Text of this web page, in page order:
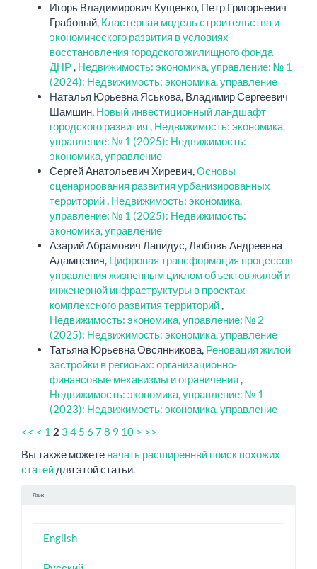
Игорь Владимирович Кущенко, Петр Григорьевич
Грабовый, Кластерная модель строительства и
экономического развития в условиях
восстановления городского жилищного фонда
ДНР, Недвижимость: экономика, управление: № 1
(2024): Недвижимость: экономика, управление
Наталья Юрьевна Яськова, Владимир Сергеевич
Шамшин, Новый инвестиционный ландшафт
городского развития , Недвижимость: экономика,
управление: № 1 (2025): Недвижимость:
экономика, управление
Сергей Анатольевич Хиревич,Основы
сценарирования развития урбанизированных
территорий, Недвижимость: экономика,
управление: № 1 (2025): Недвижимость:
экономика, управление
Азарий Абрамович Лапидус, Любовь Андреевна
Адамцевич, Цифровая трансформация процессов
управления жизненным циклом объектов жилой и
инженерной инфраструктуры в проектах
комплексного развития территорий,
Недвижимость: экономика, управление: № 2
(2025): Недвижимость: экономика, управление
Татьяна Юрьевна Овсянникова, Реновация жилой
застройки в регионах: организационно-
финансовые механизмы и ограничения ,
Недвижимость: экономика, управление: № 1
(2023): Недвижимость: экономика, управление
<< < 1 2 3 4 5 6 78 9 10 > >>
Вы также можете начать расширеннвй поиск похожих
статей для этой статьи.
Язык
English